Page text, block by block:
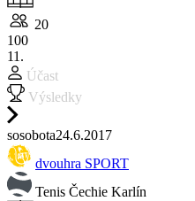
20
100
11.
Účast
Výsledky
sosobota24.6.2017
dvouhra SPORT
Tenis Čechie Karlín